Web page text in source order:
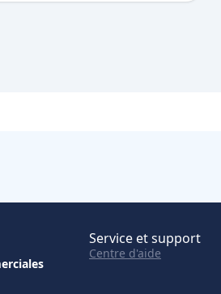
Service et support
Centre d'aide